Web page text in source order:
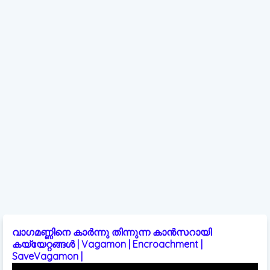
വാഗമണ്ണിനെ കാർന്നു തിന്നുന്ന കാൻസറായി
കയ്യേറ്റങ്ങൾ | Vagamon | Encroachment |
SaveVagamon |